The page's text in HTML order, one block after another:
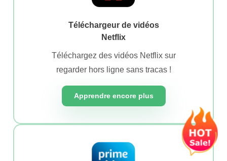
Téléchargeur de vidéos
Netflix
Téléchargez des vidéos Netflix sur
regarder hors ligne sans tracas !
Apprendre encore plus